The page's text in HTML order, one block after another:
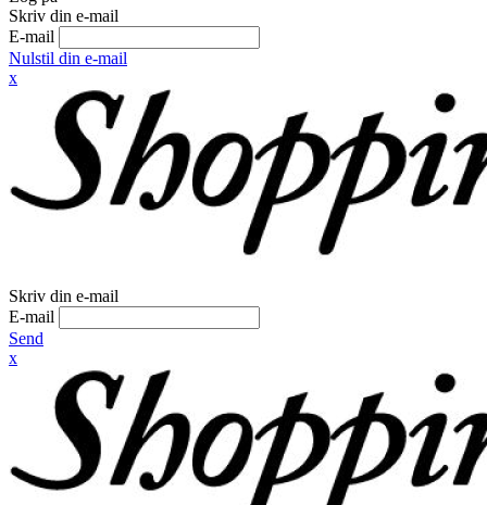
Skriv din e-mail
E-mail
Nulstil din e-mail
x
Skriv din e-mail
E-mail
Send
x